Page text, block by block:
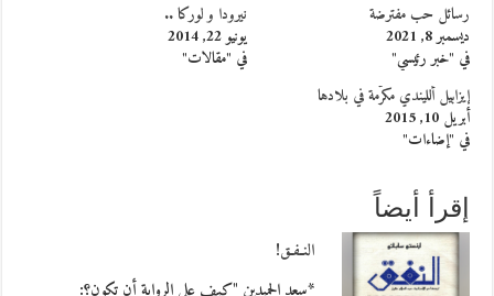
رسائل حب مفترضة
ديسمبر 8, 2021
في "خبر رئيسي"
نيرودا و لوركا ..
يونيو 22, 2014
في "مقالات"
إيزابيل ألليندي مكرَّمة في بلادها
أبريل 10, 2015
في "إضاءات"
إقرأ أيضاً
النـفـق!